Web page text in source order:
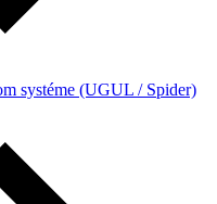
systéme (UGUL / Spider)​